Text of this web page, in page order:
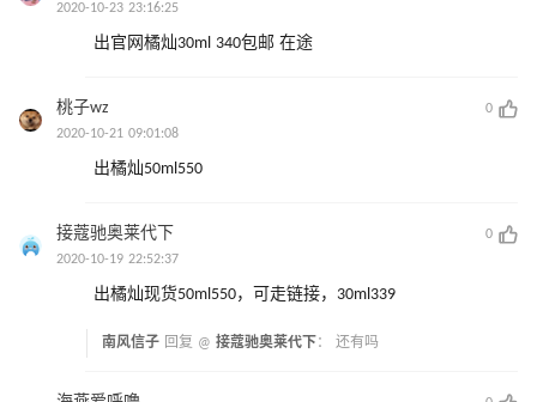
2020-10-23 23:16:25
出官网橘灿30ml 340包邮 在途
桃子wz
0
2020-10-21 09:01:08
出橘灿50ml550
接蔻驰奥莱代下
0
2020-10-19 22:52:37
出橘灿现货50ml550，可走链接，30ml339
南风信子 回复 @ 接蔻驰奥莱代下 ： 还有吗